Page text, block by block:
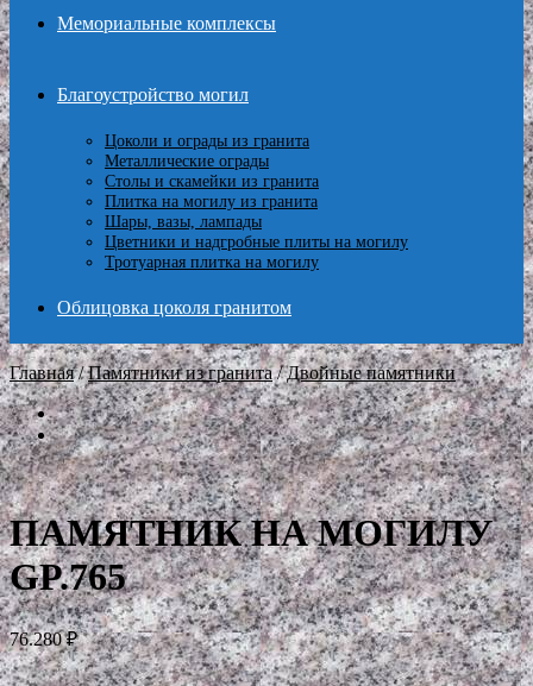
Мемориальные комплексы
Благоустройство могил
Цоколи и ограды из гранита
Металлические ограды
Столы и скамейки из гранита
Плитка на могилу из гранита
Шары, вазы, лампады
Цветники и надгробные плиты на могилу
Тротуарная плитка на могилу
Облицовка цоколя гранитом
Главная / Памятники из гранита / Двойные памятники
ПАМЯТНИК НА МОГИЛУ
GP.765
76.280₽